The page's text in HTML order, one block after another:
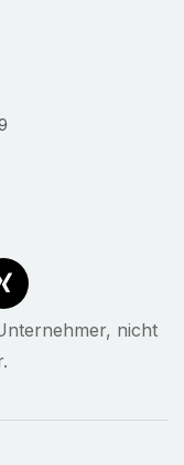
nicht